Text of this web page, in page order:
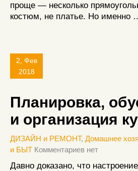
проще — несколько
костюм, не платье. Но именно
2, Фев
2018
Планировка,
и организация
ДИЗАЙН и РЕМОНТ, Домашнее
и БЫТ Комментариев нет
Давно доказано, что